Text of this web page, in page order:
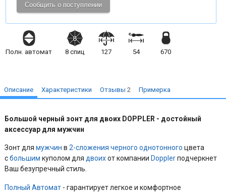
Сообщить о поступлении
Полн. автомат 8 спиц 127 54 670
Описание
Большой черный зонт для двоих DOPPLER - достойный
аксессуар для мужчин
Зонт длямужчин в2-сложения черного однотонного цвета
сбольшим куполом длядвоихот компании Dopplerподчеркнет
Ваш безупречный стиль.
Полный Автомат - гарантирует легкое и комфортное
Характеристики Отзывы2 Примерка